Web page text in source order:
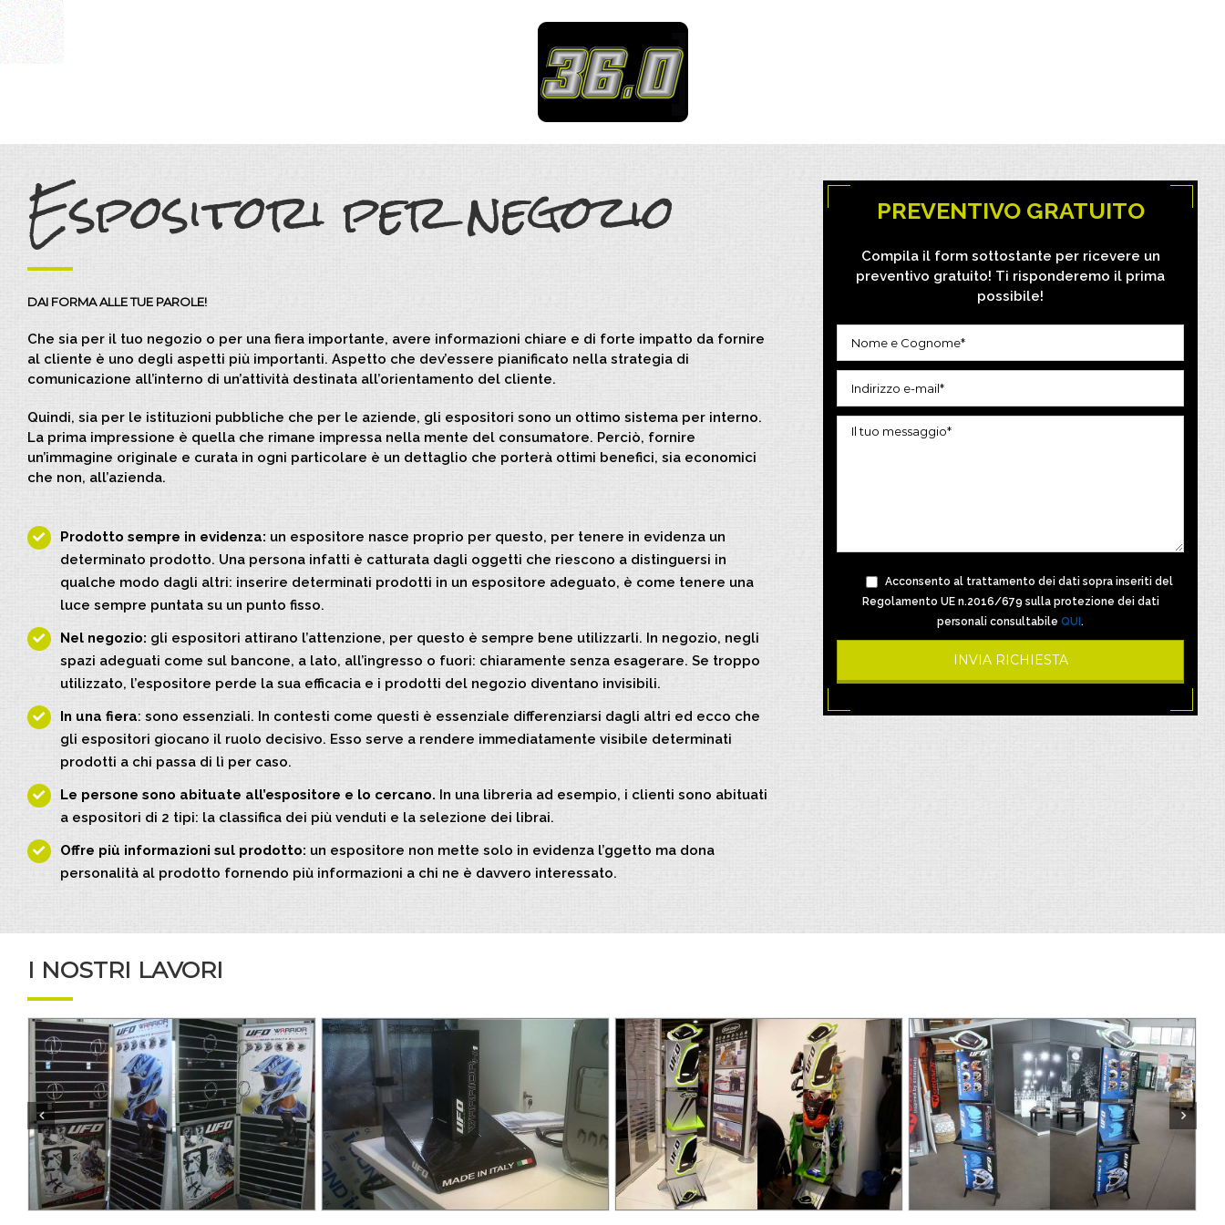
Salta
al
contenuto
Espositori per negozio
DAI FORMA ALLE TUE PAROLE!
Che sia per il tuo negozio o per una fiera importante, avere informazioni chiare e di forte impatto da fornire
al cliente è uno degli aspetti più importanti. Aspetto che dev’essere pianificato nella strategia di
comunicazione all’interno di un’attività destinata all’orientamento del cliente.
Quindi, sia per le istituzioni pubbliche che per le aziende, gli espositori sono un ottimo sistema per interno.
La prima impressione è quella che rimane impressa nella mente del consumatore. Perciò, fornire
un’immagine originale e curata in ogni particolare è un dettaglio che porterà ottimi benefici, sia economici
che non, all’azienda.
Prodotto sempre in evidenza: un espositore nasce proprio per questo, per tenere in evidenza un
determinato prodotto. Una persona infatti è catturata dagli oggetti che riescono a distinguersi in
qualche modo dagli altri: inserire determinati prodotti in un espositore adeguato, è come tenere una
luce sempre puntata su un punto fisso.
Nel negozio: gli espositori attirano l’attenzione, per questo è sempre bene utilizzarli. In negozio, negli
spazi adeguati come sul bancone, a lato, all’ingresso o fuori: chiaramente senza esagerare. Se troppo
utilizzato, l’espositore perde la sua efficacia e i prodotti del negozio diventano invisibili.
In una fiera: sono essenziali. In contesti come questi è essenziale differenziarsi dagli altri ed ecco che
gli espositori giocano il ruolo decisivo. Esso serve a rendere immediatamente visibile determinati
prodotti a chi passa di lì per caso.
Le persone sono abituate all’espositore e lo cercano. In una libreria ad esempio, i clienti sono abituati
a espositori di 2 tipi: la classifica dei più venduti e la selezione dei librai.
Offre più informazioni sul prodotto: un espositore non mette solo in evidenza l’ggetto ma dona
personalità al prodotto fornendo più informazioni a chi ne è davvero interessato.
PREVENTIVO GRATUITO
Compila il form sottostante per ricevere un
preventivo gratuito! Ti risponderemo il prima
possibile!
Acconsento al trattamento dei dati sopra inseriti del
Regolamento UE n.2016/679 sulla protezione dei dati
personali consultabileQUI.
I NOSTRI LAVORI